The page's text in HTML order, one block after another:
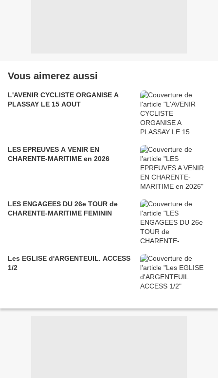
Vous aimerez aussi
L'AVENIR CYCLISTE ORGANISE A
PLASSAY LE 15 AOUT
LES EPREUVES A VENIR EN
CHARENTE-MARITIME en 2026
LES ENGAGEES DU 26e TOUR de
CHARENTE-MARITIME FEMININ
Les EGLISE d'ARGENTEUIL. ACCESS
1/2